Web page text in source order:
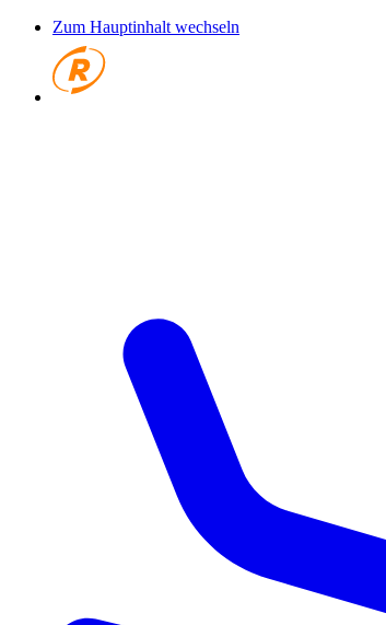
Zum Hauptinhalt wechseln